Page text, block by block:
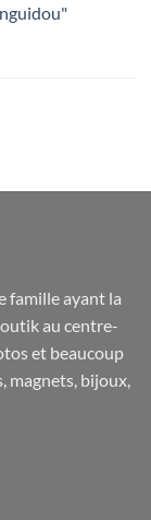
famille ayant la
au centre-
et beaucoup
magnets, bijoux,